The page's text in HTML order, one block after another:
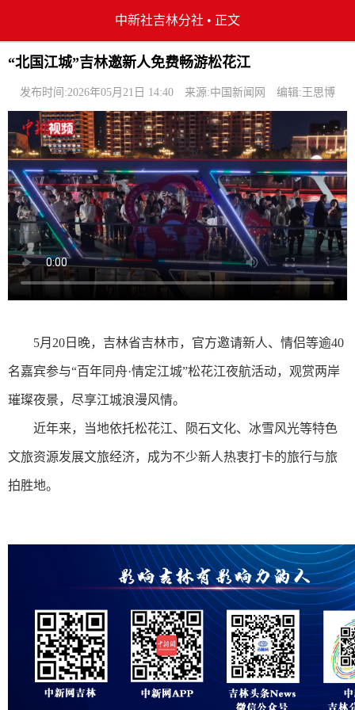
中新社吉林分社 • 正文
“北国江城”吉林邀新人免费畅游松花江
发布时间:2026年05月21日 14:40 来源:中国新闻网 编辑:王思博
5月20日晚，吉林省吉林市，官方邀请新人、情侣等逾40
名嘉宾参与“百年同舟·情定江城”松花江夜航活动，观赏两岸
璀璨夜景，尽享江城浪漫风情。
近年来，当地依托松花江、陨石文化、冰雪风光等特色
文旅资源发展文旅经济，成为不少新人热衷打卡的旅行与旅
拍胜地。